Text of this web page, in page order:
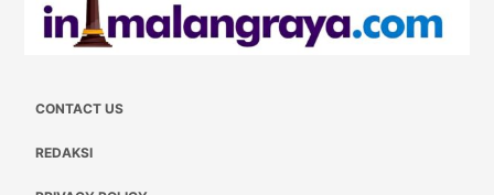
CONTACT US
REDAKSI